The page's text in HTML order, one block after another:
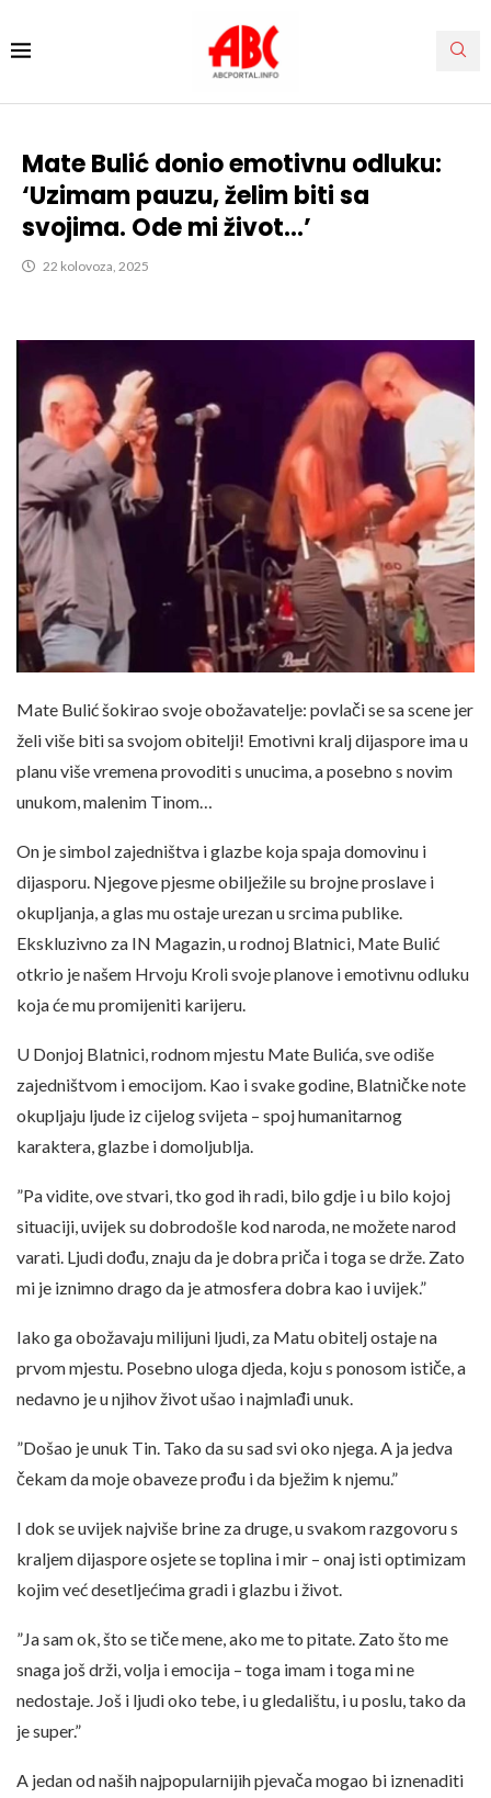
Mate Bulić donio emotivnu odluku:
‘Uzimam pauzu, želim biti sa
svojima. Ode mi život…’
22 kolovoza, 2025
Mate Bulić šokirao svoje obožavatelje: povlači se sa scene jer
želi više biti sa svojom obitelji! Emotivni kralj dijaspore ima u
planu više vremena provoditi s unucima, a posebno s novim
unukom, malenim Tinom…
On je simbol zajedništva i glazbe koja spaja domovinu i
dijasporu. Njegove pjesme obilježile su brojne proslave i
okupljanja, a glas mu ostaje urezan u srcima publike.
Ekskluzivno za IN Magazin, u rodnoj Blatnici, Mate Bulić
otkrio je našem Hrvoju Kroli svoje planove i emotivnu odluku
koja će mu promijeniti karijeru.
U Donjoj Blatnici, rodnom mjestu Mate Bulića, sve odiše
zajedništvom i emocijom. Kao i svake godine, Blatničke note
okupljaju ljude iz cijelog svijeta – spoj humanitarnog
karaktera, glazbe i domoljublja.
”Pa vidite, ove stvari, tko god ih radi, bilo gdje i u bilo kojoj
situaciji, uvijek su dobrodošle kod naroda, ne možete narod
varati. Ljudi dođu, znaju da je dobra priča i toga se drže. Zato
mi je iznimno drago da je atmosfera dobra kao i uvijek.”
Iako ga obožavaju milijuni ljudi, za Matu obitelj ostaje na
prvom mjestu. Posebno uloga djeda, koju s ponosom ističe, a
nedavno je u njihov život ušao i najmlađi unuk.
”Došao je unuk Tin. Tako da su sad svi oko njega. A ja jedva
čekam da moje obaveze prođu i da bježim k njemu.”
I dok se uvijek najviše brine za druge, u svakom razgovoru s
kraljem dijaspore osjete se toplina i mir – onaj isti optimizam
kojim već desetljećima gradi i glazbu i život.
”Ja sam ok, što se tiče mene, ako me to pitate. Zato što me
snaga još drži, volja i emocija – toga imam i toga mi ne
nedostaje. Još i ljudi oko tebe, i u gledalištu, i u poslu, tako da
je super.”
A jedan od naših najpopularnijih pjevača mogao bi iznenaditi